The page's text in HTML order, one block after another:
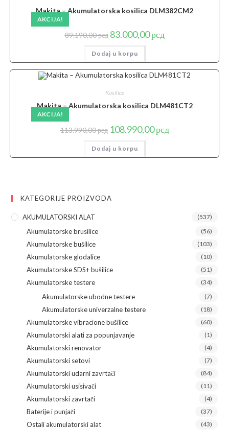
AKCIJA!
Makita – Akumulatorska kosilica DLM382CM2
89.190,00рсд Originalna
cena
je
bila:
89.190,00 рсд.
83.000,00рсдTrenutna
cena
Dodaj u korpu
AKCIJA!
Kosilice
Makita – Akumulatorska kosilica DLM481CT2
113.990,00рсд Originalna
cena
je
bila:
113.990,00 рсд.
108.990,00рсдTrenutna
cena
Dodaj u korpu
KATEGORIJE PROIZVODA
AKUMULATORSKI ALAT (537)
Akumulatorske brusilice (56)
Akumulatorske bušilice (103)
Akumulatorske glodalice (10)
Akumulatorske SDS+ bušilice (51)
Akumulatorske testere (34)
Akumulatorske ubodne testere (7)
Akumulatorske univerzalne testere (18)
Akumulatorske vibracione bušilice (60)
Akumulatorski alati za popunjavanje (1)
Akumulatorski renovator (4)
Akumulatorski setovi (7)
Akumulatorski udarni zavrtači (84)
Akumulatorski usisivači (11)
Akumulatorski zavrtači (4)
Baterije i punjači (37)
Ostali akumulatorski alat (43)